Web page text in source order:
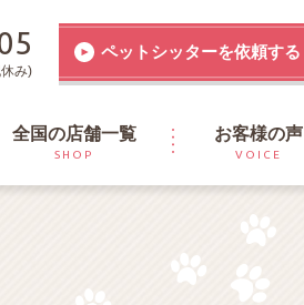
み)
ペットシッターを依頼する
全国の店舗一覧
SHOP
お客様の声
VOICE